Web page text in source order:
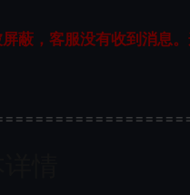
蔽，客服没有收到消息